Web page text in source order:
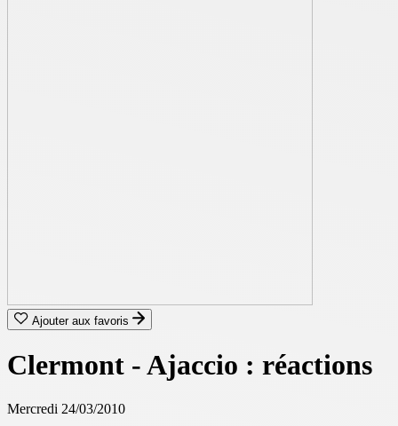
Ajouter aux favoris
Clermont - Ajaccio : réactions
Mercredi 24/03/2010